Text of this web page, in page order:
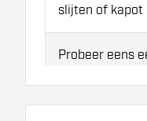
slijten of kapot
Probeer eens